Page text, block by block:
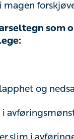
som
og nedsatt
avføringsmønster
slim i avføringen